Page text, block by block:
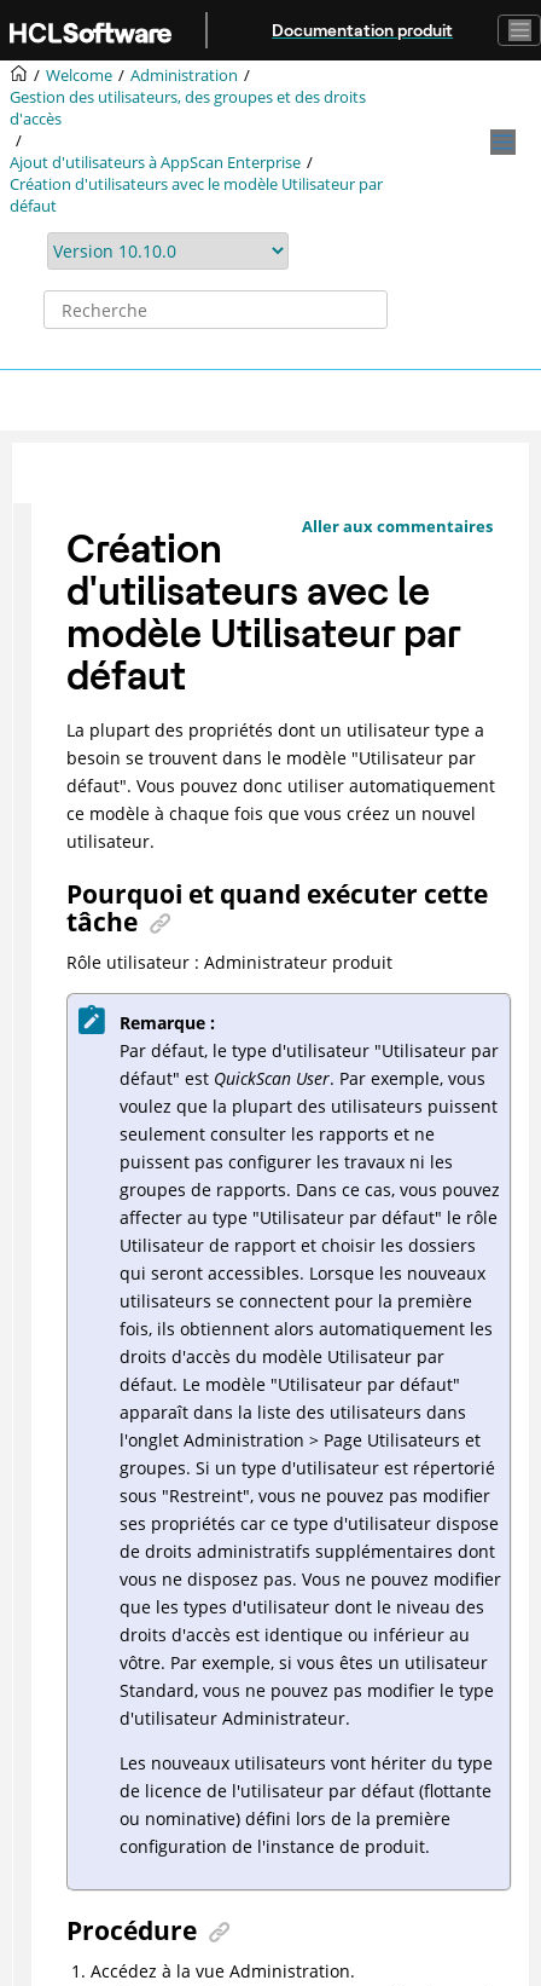
Aller au contenu principal
Documentation produit
Welcome
Administration
Gestion des utilisateurs, des groupes et des droits
d'accès
Ajout d'utilisateurs à AppScan Enterprise
Création d'utilisateurs avec le modèle Utilisateur par
défaut
Aller aux commentaires
Création
d'utilisateurs avec le
modèle Utilisateur par
défaut
La plupart des propriétés dont un utilisateur type a
besoin se trouvent dans le modèle "Utilisateur par
défaut". Vous pouvez donc utiliser automatiquement
ce modèle à chaque fois que vous créez un nouvel
utilisateur.
Pourquoi et quand exécuter cette
tâche
Rôle utilisateur : Administrateur produit
Remarque :
Par défaut, le type d'utilisateur "Utilisateur par
défaut" est QuickScan User. Par exemple, vous
voulez que la plupart des utilisateurs puissent
seulement consulter les rapports et ne
puissent pas configurer les travaux ni les
groupes de rapports. Dans ce cas, vous pouvez
affecter au type "Utilisateur par défaut" le rôle
Utilisateur de rapport et choisir les dossiers
qui seront accessibles. Lorsque les nouveaux
utilisateurs se connectent pour la première
fois, ils obtiennent alors automatiquement les
droits d'accès du modèle Utilisateur par
défaut. Le modèle "Utilisateur par défaut"
apparaît dans la liste des utilisateurs dans
l'onglet Administration > Page Utilisateurs et
groupes. Si un type d'utilisateur est répertorié
sous "Restreint", vous ne pouvez pas modifier
ses propriétés car ce type d'utilisateur dispose
de droits administratifs supplémentaires dont
vous ne disposez pas. Vous ne pouvez modifier
que les types d'utilisateur dont le niveau des
droits d'accès est identique ou inférieur au
vôtre. Par exemple, si vous êtes un utilisateur
Standard, vous ne pouvez pas modifier le type
d'utilisateur Administrateur.
Les nouveaux utilisateurs vont hériter du type
de licence de l'utilisateur par défaut (flottante
ou nominative) défini lors de la première
configuration de l'instance de produit.
Procédure
Accédez à la vue Administration.